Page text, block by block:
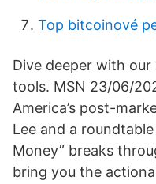
Top bitcoinové
Dive deeper with
tools. MSN 23/06/
America’s post-
Lee and a
Money” breaks
bring you the